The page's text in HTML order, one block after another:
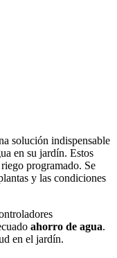
solución indispensable
en su jardín. Estos
programado. Se
y las condiciones
ahorro de agua.
en el jardín.